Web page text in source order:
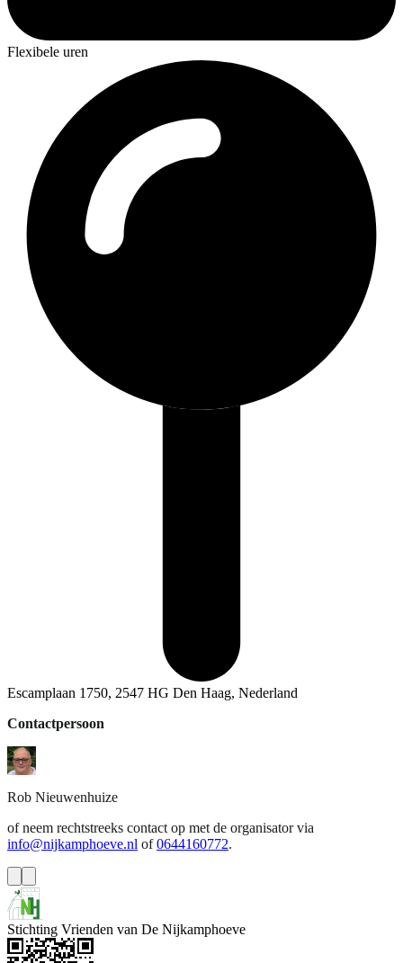
Flexibele uren
Escamplaan 1750, 2547 HG Den Haag, Nederland
Contactpersoon
Rob Nieuwenhuize
of neem rechtstreeks contact op met de organisator via
info@nijkamphoeve.nl of 0644160772.
Stichting Vrienden van De Nijkamphoeve